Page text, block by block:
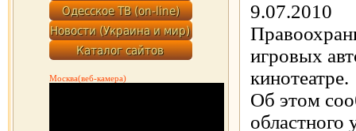
Москва(веб-камера)
9.07.2010
игровых
кинотеатре.
Об этом
областного